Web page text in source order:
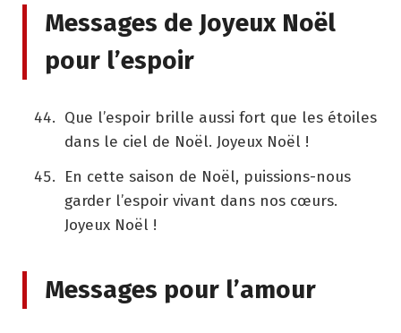
Messages de Joyeux Noël
pour l’espoir
Que l’espoir brille aussi fort que les étoiles
dans le ciel de Noël. Joyeux Noël !
En cette saison de Noël, puissions-nous
garder l’espoir vivant dans nos cœurs.
Joyeux Noël !
Messages pour l’amour